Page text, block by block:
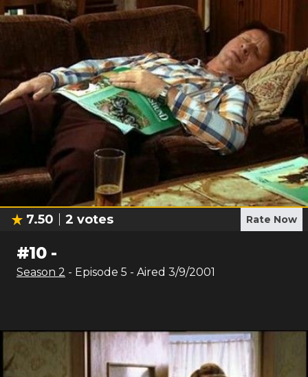
7.50 2 votes Rate Now
#10-
Season 2 - Episode 5 - Aired 3/9/2001